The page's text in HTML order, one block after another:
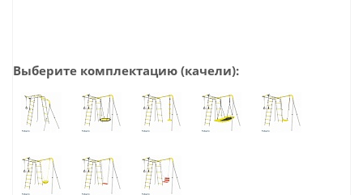
Выберите комплектацию (качели):